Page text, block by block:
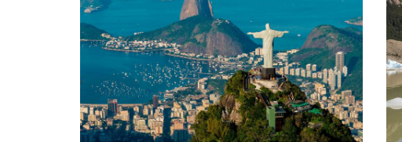
Empresas y Negocios
Automotos
Espectáculos
Trendy News
LifeStyle